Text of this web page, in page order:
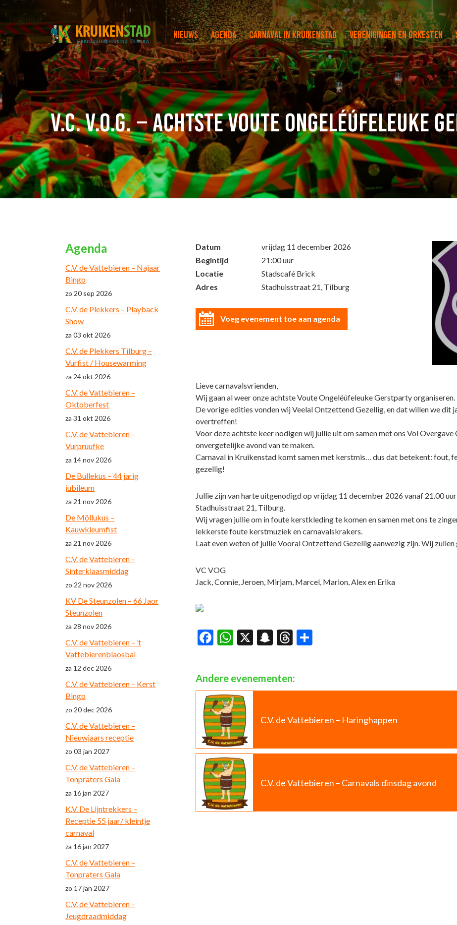
Nieuws Agenda Carnaval in Kruikenstad Verenigingen en orkesten
V.C. V.O.G. – achtste Voute Ongeléúfeleuke
Agenda
C.V. de Vattebieren – Najaar
Bingo
zo 20 sep 2026
C.V. de Plekkers – Playback
Show
za 03 okt 2026
C.V. de Plekkers Tilburg –
Vurfist / Housewarming
za 24 okt 2026
C.V. de Vattebieren –
Oktoberfest
za 31 okt 2026
C.V. de Vattebieren –
Vurpruufke
za 14 nov 2026
De Bullekus – 44 jarig
jubileum
za 21 nov 2026
De Möllukus –
Kauwkleumfist
za 21 nov 2026
C.V. de Vattebieren –
Sinterklaasmiddag
zo 22 nov 2026
KV De Steunzolen – 66 Jaor
Steunzolen
za 28 nov 2026
C.V. de Vattebieren – ’t
Vattebierenblaosbal
za 12 dec 2026
C.V. de Vattebieren – Kerst
Bingo
zo 20 dec 2026
C.V. de Vattebieren –
Nieuwjaars receptie
zo 03 jan 2027
C.V. de Vattebieren –
Tonpraters Gala
za 16 jan 2027
K.V. De Lijntrekkers –
Receptie 55 jaar/ kleintje
carnaval
za 16 jan 2027
C.V. de Vattebieren –
Tonpraters Gala
zo 17 jan 2027
C.V. de Vattebieren –
Jeugdraadmiddag
Datum
vrijdag 11 december 2026
Begintijd
21:00 uur
Locatie
Stadscafé Brick
Adres
Stadhuisstraat 21, Tilburg
Voeg evenement toe aan agenda
Lieve carnavalsvrienden,
Wij gaan al weer onze achtste Voute Ongeléúfeleuke Gerstparty organiseren.
De vorige edities vonden wij Veelal Ontzettend Gezellig, en dat willen we dit
overtreffen!
Voor deze achtste keer nodigen wij jullie uit om samen met ons Vol Overgave
onvergetelijke avond van te maken.
Carnaval in Kruikenstad komt samen met kerstmis… dus dat betekent: fout,
gezellig!
Jullie zijn van harte uitgenodigd op vrijdag 11 december 2026 vanaf 21.00
Stadhuisstraat 21, Tilburg.
Wij vragen jullie om in foute kerstkleding te komen en samen met ons te
lekkerste foute kerstmuziek en carnavalskrakers.
Laat even weten of jullie Vooral Ontzettend Gezellig aanwezig zijn. Wij zullen
VC VOG
Jack, Connie, Jeroen, Mirjam, Marcel, Marion, Alex en Erika
Facebook
WhatsApp
X Snapchat
Threads
Delen
Andere evenementen:
C.V. de Vattebieren – Haringhappen
C.V. de Vattebieren – Carnavals dinsdag avond